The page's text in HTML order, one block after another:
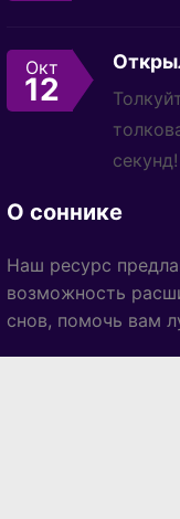
Окт
12
секунд!
О соннике
Наш ресурс
возможность
снов, помочь вам